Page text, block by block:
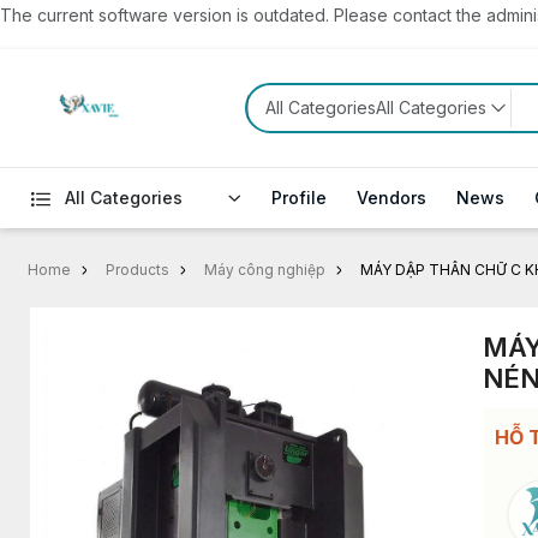
The current software version is outdated. Please contact the
All CategoriesAll Categories
All Categories Profile Vendors News
Home Products Máy công nghiệp MÁY DẬP THÂN CHỮ C
HỖ